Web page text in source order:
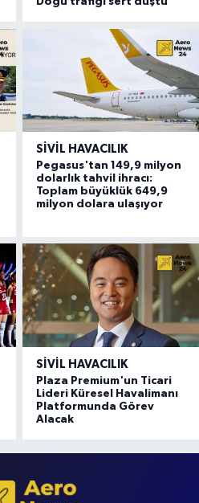
SIVIL HAVACILIK
Pegasus'tan 149,9 milyon
dolarlık tahvil ihracı:
Toplam büyüklük 649,9
milyon dolara ulaşıyor
SIVIL HAVACILIK
Plaza Premium'un Ticari
Lideri Küresel Havalimanı
Platformunda Görev
Alacak